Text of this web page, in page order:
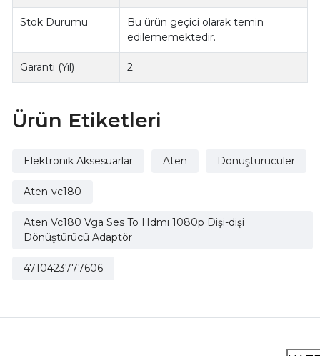
Stok Durumu
Bu ürün geçici olarak temin
edilememektedir.
Garanti (Yıl) 2
Ürün Etiketleri
Elektronik Aksesuarlar Aten Dönüştürücüler
Aten-vc180
Aten Vc180 Vga Ses To Hdmı 1080p Dişi-dişi
Dönüştürücü Adaptör
4710423777606